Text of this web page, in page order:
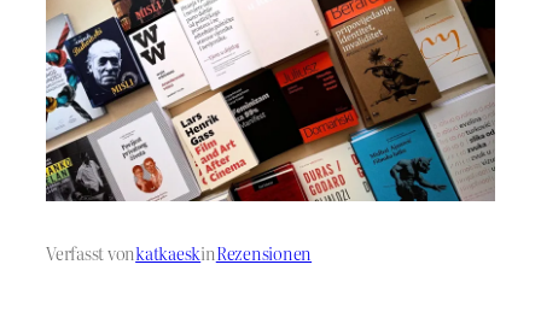
Verfasst vonkatkaeskinRezensionen